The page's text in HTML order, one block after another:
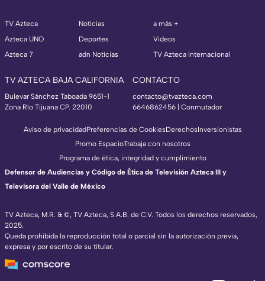
TV Azteca
Azteca UNO
Azteca 7
Noticias
Deportes
adn Noticias
a más +
Videos
TV Azteca Internacional
TV AZTECA BAJA CALIFORNIA
Bulevar Sánchez Taboada 9651-1
Zona Río Tijuana CP. 22010
CONTACTO
contacto@tvazteca.com
6646862456 | Conmutador
TV Azteca, M.R. & ©, TV Azteca, S.A.B. de C.V. Todos los derechos reservados,
2025.
Queda prohibida la reproducción total o parcial sin la autorización previa,
expresa y por escrito de su titular.
Aviso de privacidadPreferencias de CookiesDerechosInversionistas
Promo EspacioTrabaja con nosotros
Programa de ética, integridad y cumplimiento
Defensor de Audiencias y Código de Ética de Televisión Azteca III y
Televisora del Valle de México